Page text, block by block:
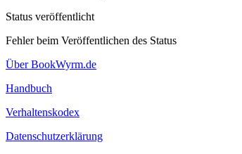
Status veröffentlicht
Fehler beim Veröffentlichen des Status
Über BookWyrm.de
Handbuch
Verhaltenskodex
Datenschutzerklärung